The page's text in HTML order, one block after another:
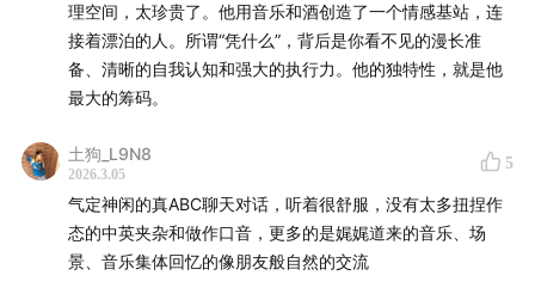
🩵
请大家在收听同时，也记得多多评论和打赏，这是我们坚
持做播客的最大鼓励！
理空间，太珍贵了。他用音乐和酒创造了一个情感基站，连
接着漂泊的人。所谓“凭什么”，背后是你看不见的漫长准
备、清晰的自我认知和强大的执行力。他的独特性，就是他
最大的筹码。
土狗_L9N8
2026.3.05
5
气定神闲的真ABC聊天对话，听着很舒服，没有太多扭捏作
态的中英夹杂和做作口音，更多的是娓娓道来的音乐、场
景、音乐集体回忆的像朋友般自然的交流